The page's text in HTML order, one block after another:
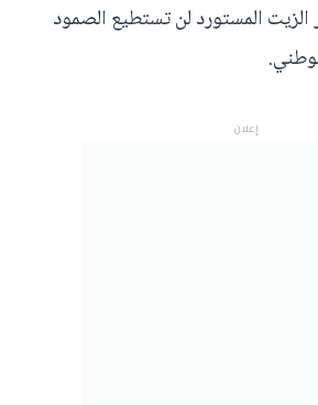
الزيت المستورد لن تستطيع الصمود
إعلان